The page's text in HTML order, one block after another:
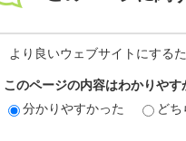
より良いウェブサイトにする
このページの内容はわかりや
分かりやすかった
ど